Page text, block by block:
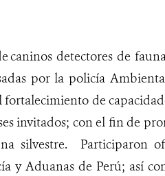
caninos detectores de
por la policía
de
invitados; con el fin de
silvestre. Participaron
y Aduanas de Perú; así